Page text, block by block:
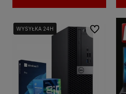
WYSYŁKA 24H
WYSYŁKA 24H
WYSYŁKA 24H Do